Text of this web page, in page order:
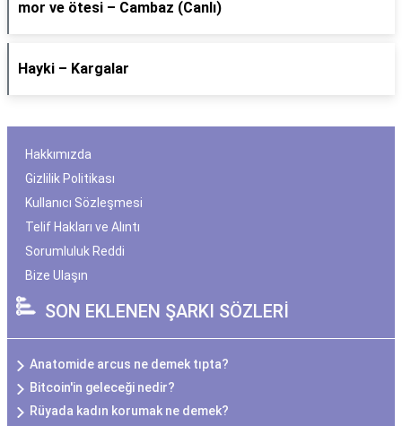
​mor ve ötesi – Cambaz (Canlı)
Hayki – Kargalar
Hakkımızda
Gizlilik Politikası
Kullanıcı Sözleşmesi
Telif Hakları ve Alıntı
Sorumluluk Reddi
Bize Ulaşın
SON EKLENEN ŞARKI SÖZLERİ
Anatomide arcus ne demek tıpta?
Bitcoin'in geleceği nedir?
Rüyada kadın korumak ne demek?